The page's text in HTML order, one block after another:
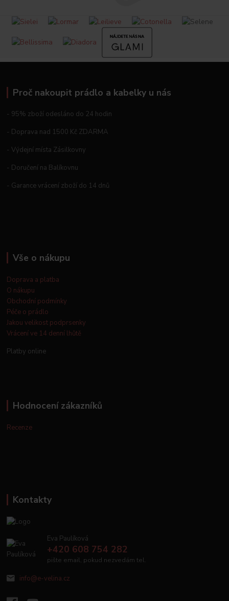
Proč nakoupit prádlo a kabelky u nás
- 95% zboží odesláno do 24 hodin
- Doprava nad 1500 Kč ZDARMA
- Výdejní místa Zásilkovny
- Doručení na Balíkovnu
- Garance vrácení zboží do 14 dnů
Vše o nákupu
Doprava a platba
O nákupu
Obchodní podmínky
Péče o prádlo
Jakou velikost podprsenky
Vrácení ve 14 denní lhůtě
Platby online
Hodnocení zákazníků
Recenze
Kontakty
Eva Paulíková
+420 608 754 282
pište email, pokud nezvedám tel.
info@e-velina.cz